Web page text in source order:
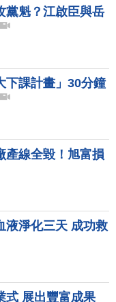
黨魁？江啟臣與岳
下課計畫」30分鐘
產線全毀！旭富損
液淨化三天 成功救
式 展出豐富成果